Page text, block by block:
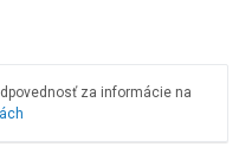
za informácie na